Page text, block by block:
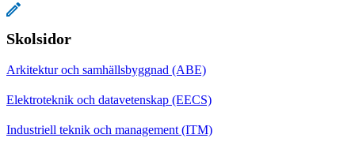
Skolsidor
Arkitektur och samhällsbyggnad (ABE)
Elektroteknik och datavetenskap (EECS)
Industriell teknik och management (ITM)